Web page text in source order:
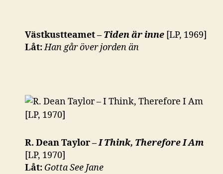
Västkustteamet – Tiden är inne [LP, 1969]
Låt:Han går över jorden än
R. Dean Taylor –I Think, Therefore I Am
[LP, 1970]
Låt: Gotta See Jane